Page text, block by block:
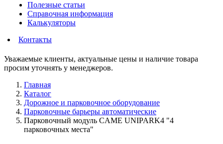
Полезные статьи
Справочная информация
Калькуляторы
Контакты
Уважаемые клиенты, актуальные цены и наличие товара
просим уточнять у менеджеров.
Главная
Каталог
Дорожное и парковочное оборудование
Парковочные барьеры автоматические
Парковочный модуль CAME UNIPARK4 "4
парковочных места"